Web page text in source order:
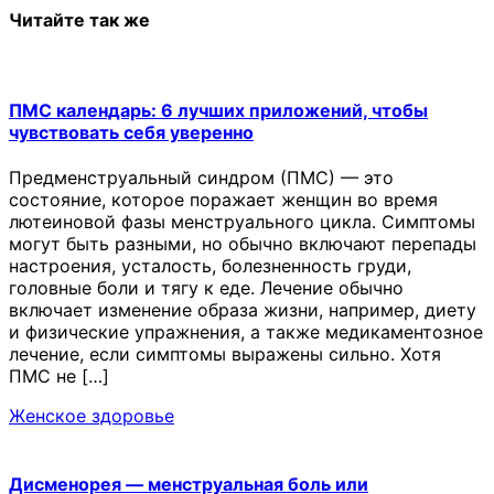
Читайте так же
ПМС календарь: 6 лучших приложений, чтобы
чувствовать себя уверенно
Предменструальный синдром (ПМС) — это
состояние, которое поражает женщин во время
лютеиновой фазы менструального цикла. Симптомы
могут быть разными, но обычно включают перепады
настроения, усталость, болезненность груди,
головные боли и тягу к еде. Лечение обычно
включает изменение образа жизни, например, диету
и физические упражнения, а также медикаментозное
лечение, если симптомы выражены сильно. Хотя
ПМС не […]
Женское здоровье
Дисменорея — менструальная боль или